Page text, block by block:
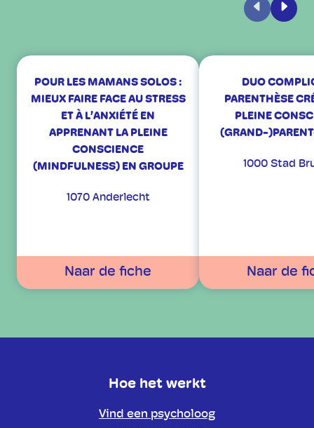
Vorige
POUR LES MAMANS SOLOS :
MIEUX FAIRE FACE AU STRESS
ET À L’ANXIÉTÉ EN
APPRENANT LA PLEINE
CONSCIENCE
(MINDFULNESS) EN GROUPE
1070 Anderlecht
Naar de fiche
DUO
PARENTHÈSE
PLEINE
(GRAND-
1000 Stad
Naar de
Hoe het werkt
Vind een psycholoog